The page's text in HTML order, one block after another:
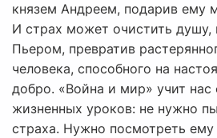
князем Андреем, подарив ему
И страх может очистить душу,
Пьером, превратив
человека, способного на
добро. «Война и мир» учит нас
жизненных уроков: не нужно
страха. Нужно посмотреть ему